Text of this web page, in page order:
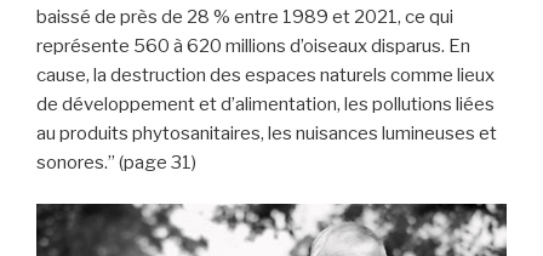
baissé de près de 28 % entre 1989 et 2021, ce qui
représente 560 à 620 millions d’oiseaux disparus. En
cause, la destruction des espaces naturels comme lieux
de développement et d’alimentation, les pollutions liées
au produits phytosanitaires, les nuisances lumineuses et
sonores.” (page 31)